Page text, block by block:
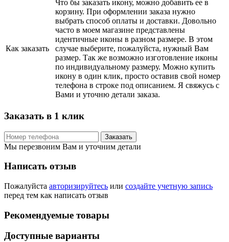
Как заказать
Что бы заказать икону, можно добавить ее в
корзину. При оформлении заказа нужно
выбрать способ оплаты и доставки. Довольно
часто в моем магазине представлены
идентичные иконы в разном размере. В этом
случае выберите, пожалуйста, нужный Вам
размер. Так же возможно изготовление иконы
по индивидуальному размеру. Можно купить
икону в один клик, просто оставив свой номер
телефона в строке под описанием. Я свяжусь с
Вами и уточню детали заказа.
Заказать в 1 клик
Заказать
Мы перезвоним Вам и уточним детали
Написать отзыв
Пожалуйста авторизируйтесь или создайте учетную запись
перед тем как написать отзыв
Рекомендуемые товары
Доступные варианты